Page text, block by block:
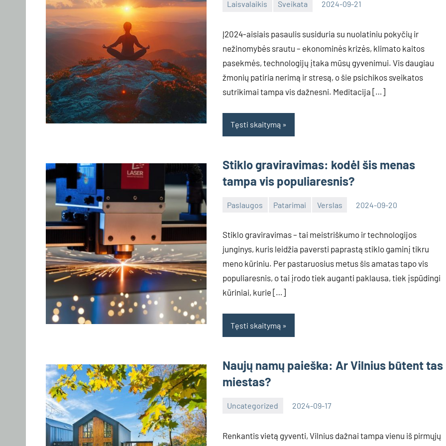
Laisvalaikis Sveikata 2024-09-21
Į2024-aisiais pasaulis susiduria su nuolatiniu pokyčių ir
nežinomybės srautu – ekonominės krizės, klimato kaitos
pasekmės, technologijų įtaka mūsų gyvenimui. Vis daugiau
žmonių patiria nerimą ir stresą, o šie psichikos sveikatos
sutrikimai tampa vis dažnesni. Meditacija […]
Tęsti skaitymą
Stiklo graviravimas: kodėl šis menas
tampa vis populiaresnis?
Paslaugos Patarimai Verslas 2024-09-20
Stiklo graviravimas – tai meistriškumo ir technologijos
junginys, kuris leidžia paversti paprastą stiklo gaminį tikru
meno kūriniu. Per pastaruosius metus šis amatas tapo vis
populiaresnis, o tai įrodo tiek auganti paklausa, tiek įspūdingi
kūriniai, kurie […]
Tęsti skaitymą
Naujų namų paieška: Ar Vilnius būtent tas
miestas?
Uncategorized 2024-09-17
Inovacijos
Renkantis vietą gyventi, Vilnius dažnai tampa vienu iš pirmųjų